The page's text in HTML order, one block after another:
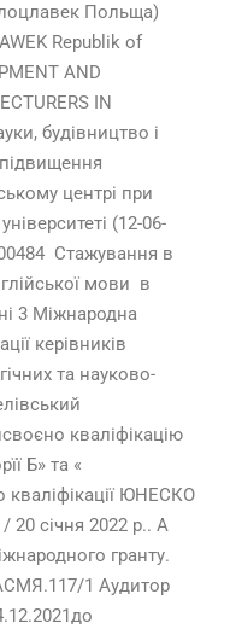
Польща)
Republik of
AND
IN
будівництво і
підвищення
центрі при
(12-06-
Стажування в
мови в
3 Міжнародна
керівників
та науково-
кваліфікацію
Б» та «
кваліфікації ЮНЕСКО
20 січня 2022 р.. А
гранту.
1 Аудитор